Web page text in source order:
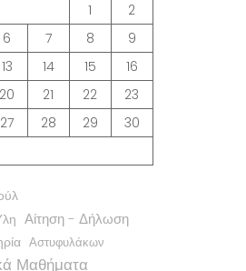
1
2
6 7 8
9
13 14 15
16
20 21 22
23
27 28 29
30
Αίτηση - Δήλωση
Αστυφυλάκων
Μαθήματα